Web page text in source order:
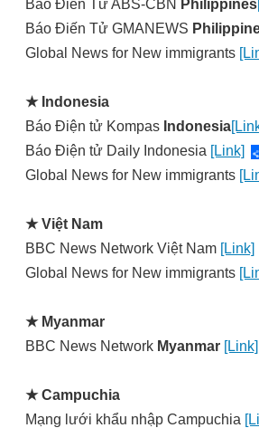
Báo Điến Tử ABS-CBN Philippines
Báo Điến Tử GMANEWS
Global News for New immigrants
★ Indonesia
Báo Điện tử Kompas Indonesia
Báo Điện tử Daily Indonesia [Link]
Global News for New immigrants
★ Việt Nam
BBC News Network Việt Nam [Link]
Global News for New immigrants
★ Myanmar
BBC News Network Myanmar [Link]
★ Campuchia
Mạng lưới khẩu nhập Campuchia